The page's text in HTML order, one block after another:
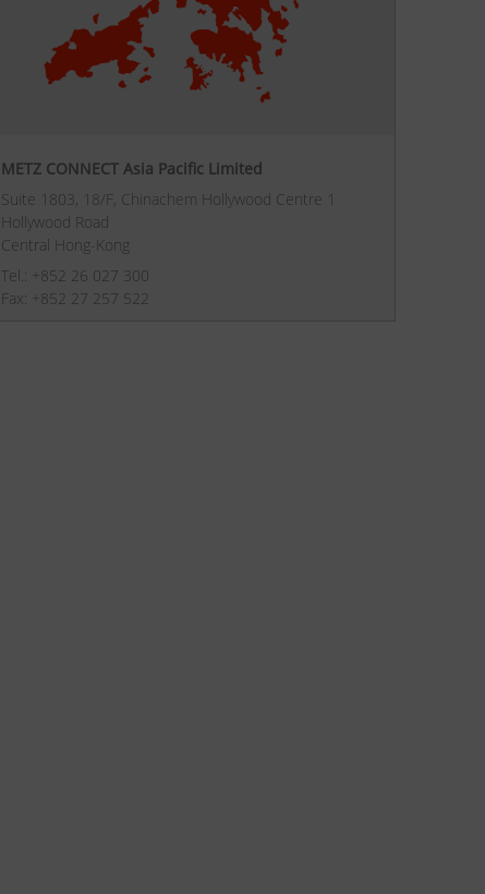
METZ CONNECT Asia Pacific Limited
Suite 1803, 18/F, Chinachem Hollywood Centre 1
Hollywood Road
Central Hong-Kong
Tel.: +852 26 027 300
Fax: +852 27 257 522